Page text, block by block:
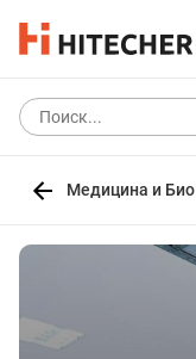
Медицина и Био